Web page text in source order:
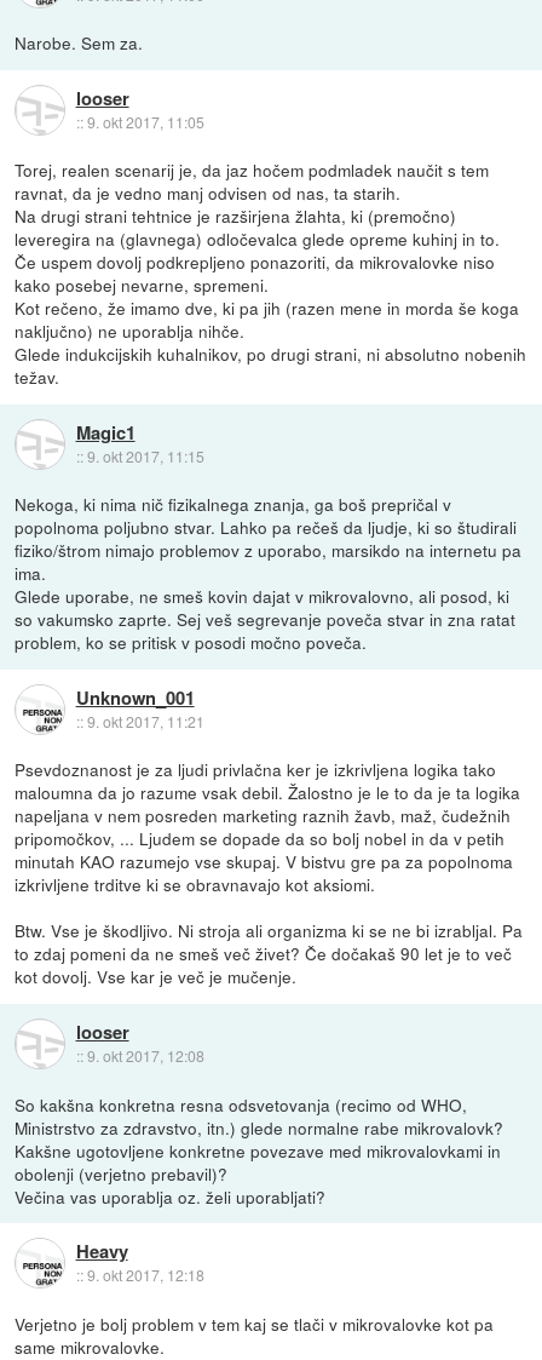
Narobe. Sem za.
looser
::9. okt 2017, 11:05
Torej, realen scenarij je, da jaz hočem podmladek naučit s tem
ravnat, da je vedno manj odvisen od nas, ta starih.
Na drugi strani tehtnice je razširjena žlahta, ki (premočno)
leveregira na (glavnega) odločevalca glede opreme kuhinj in to.
Če uspem dovolj podkrepljeno ponazoriti, da mikrovalovke niso
kako posebej nevarne, spremeni.
Kot rečeno, že imamo dve, ki pa jih (razen mene in morda še koga
naključno) ne uporablja nihče.
Glede indukcijskih kuhalnikov, po drugi strani, ni absolutno nobenih
težav.
Magic1
::9. okt 2017, 11:15
Nekoga, ki nima nič fizikalnega znanja, ga boš prepričal v
popolnoma poljubno stvar. Lahko pa rečeš da ljudje, ki so študirali
fiziko/štrom nimajo problemov z uporabo, marsikdo na internetu pa
ima.
Glede uporabe, ne smeš kovin dajat v mikrovalovno, ali posod, ki
so vakumsko zaprte. Sej veš segrevanje poveča stvar in zna ratat
problem, ko se pritisk v posodi močno poveča.
Unknown_001
::9. okt 2017, 11:21
Psevdoznanost je za ljudi privlačna ker je izkrivljena logika tako
maloumna da jo razume vsak debil. Žalostno je le to da je ta logika
napeljana v nem posreden marketing raznih žavb, maž, čudežnih
pripomočkov, ... Ljudem se dopade da so bolj nobel in da v petih
minutah KAO razumejo vse skupaj. V bistvu gre pa za popolnoma
izkrivljene trditve ki se obravnavajo kot aksiomi.
Btw. Vse je škodljivo. Ni stroja ali organizma ki se ne bi izrabljal. Pa
to zdaj pomeni da ne smeš več živet? Če dočakaš 90 let je to več
kot dovolj. Vse kar je več je mučenje.
looser
::9. okt 2017, 12:08
So kakšna konkretna resna odsvetovanja (recimo od WHO,
Ministrstvo za zdravstvo, itn.) glede normalne rabe mikrovalovk?
Kakšne ugotovljene konkretne povezave med mikrovalovkami in
obolenji (verjetno prebavil)?
Večina vas uporablja oz. želi uporabljati?
Heavy
::9. okt 2017, 12:18
Verjetno je bolj problem v tem kaj se tlači v mikrovalovke kot pa
same mikrovalovke.